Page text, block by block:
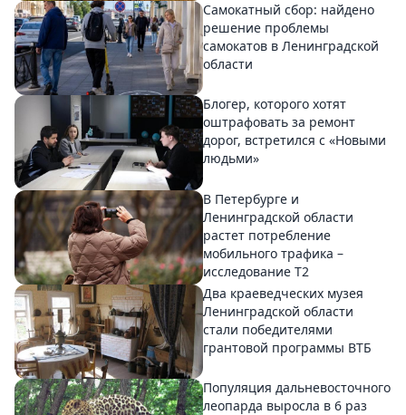
Самокатный сбор: найдено
решение проблемы
самокатов в Ленинградской
области
Блогер, которого хотят
оштрафовать за ремонт
дорог, встретился с «Новыми
людьми»
В Петербурге и
Ленинградской области
растет потребление
мобильного трафика –
исследование T2
Два краеведческих музея
Ленинградской области
стали победителями
грантовой программы ВТБ
Популяция дальневосточного
леопарда выросла в 6 раз